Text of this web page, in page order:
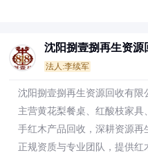
沈阳捌壹捌再生资源
法人:李续军
沈阳捌壹捌再生资源回收有限
主营黄花梨餐桌、红酸枝家
手红木产品回收，深耕资源再
正规资质与专业团队，提供